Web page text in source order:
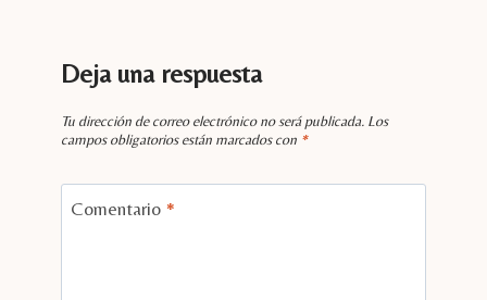
Deja una respuesta
Tu dirección de correo electrónico no será publicada. Los
campos obligatorios están marcados con *
Comentario *